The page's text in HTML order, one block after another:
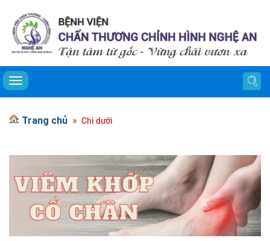
Toggle navigation
Trang chủ Chi dưới